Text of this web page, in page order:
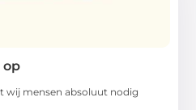
op
wij mensen absoluut nodig